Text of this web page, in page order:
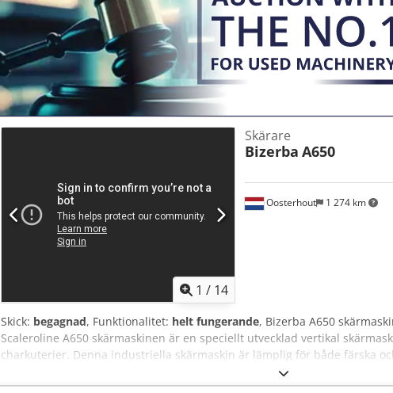
1 / 14
Oosterhout 1 274 km
Skärare
Bizerba A650
Skick: begagnad, Funktionalitet: helt fungerande, Bizerba A650
Scaleroline A650 skärmaskinen är en speciellt utvecklad vertikal
charkuterier. Denna industriella skärmaskin är lämplig för både färska
den idealisk för medelstora och stora livsmedelsproducerande företag.
det integrerade vägningssystemet kan produkter skäras till en exakt